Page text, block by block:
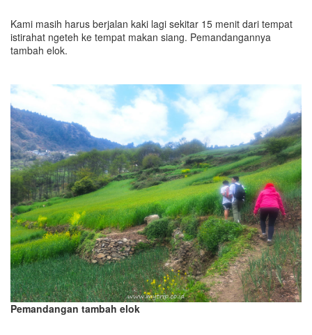
Kami masih harus berjalan kaki lagi sekitar 15 menit dari tempat
istirahat ngeteh ke tempat makan siang. Pemandangannya
tambah elok.
Pemandangan tambah elok